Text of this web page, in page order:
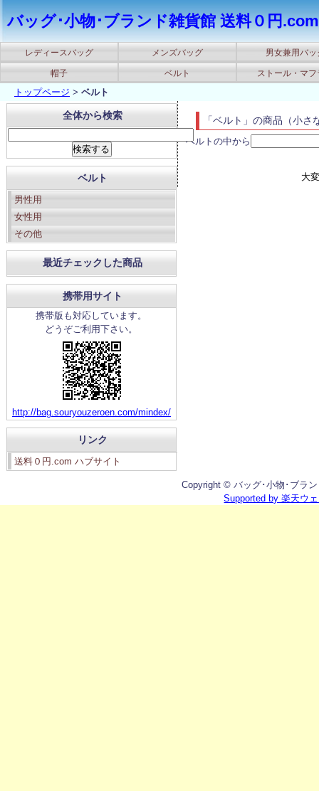
バッグ･小物･ブランド雑貨館 送料０円.com
レディースバッグ メンズバッグ 男女兼用バッ
帽子 ベルト ストール・マフ
トップページ > ベルト
「ベルト」の商品（小
ベルトの中から
大
全体から検索
ベルト
男性用
女性用
その他
最近チェックした商品
携帯用サイト
携帯版も対応しています。
どうぞご利用下さい。
http://bag.souryouzeroen.com/mindex/
リンク
送料０円.com ハブサイト
Copyright © バッグ･小物･ブラ
Supported by 楽天ウ